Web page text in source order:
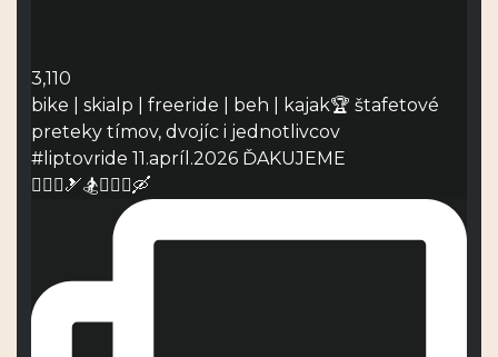
3,110
bike | skialp | freeride | beh | kajak🏆 štafetové
preteky tímov, dvojíc i jednotlivcov
#liptovride 11.apríl.2026 ĎAKUJEME
🚴🏻‍♀️🎿🏂🏃🏻‍♂️🛶